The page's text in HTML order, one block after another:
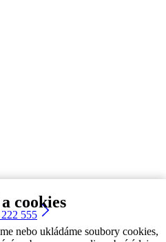
cookies
nebo ukládáme soubory cookies,
555